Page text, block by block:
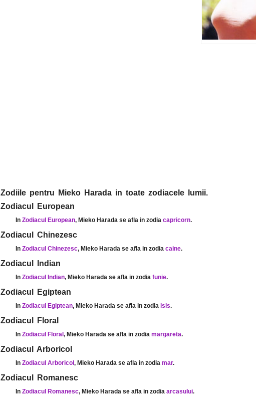
Zodiile pentru Mieko Harada in toate zodiacele lumii.
Zodiacul European
In Zodiacul European, Mieko Harada se afla in zodia capricorn.
Zodiacul Chinezesc
In Zodiacul Chinezesc, Mieko Harada se afla in zodia caine.
Zodiacul Indian
In Zodiacul Indian, Mieko Harada se afla in zodia funie.
Zodiacul Egiptean
In Zodiacul Egiptean, Mieko Harada se afla in zodia isis.
Zodiacul Floral
In Zodiacul Floral , Mieko Harada se afla in zodia margareta.
Zodiacul Arboricol
In Zodiacul Arboricol , Mieko Harada se afla in zodia mar.
Zodiacul Romanesc
In Zodiacul Romanesc, Mieko Harada se afla in zodia arcasului.